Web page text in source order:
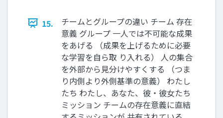
15.
チームとグループの違い チーム 存在
意義 グループ 一人では不可能な成果
をあげる （成果を上げるために必要
な学習を自ら取 り入れる） 人の集合
を外部から見分けやすくする （つま
り内側より外側基準の意義） わたし
たち わたし、あなた、彼・彼女たち
ミッション チームの存在意義に直結